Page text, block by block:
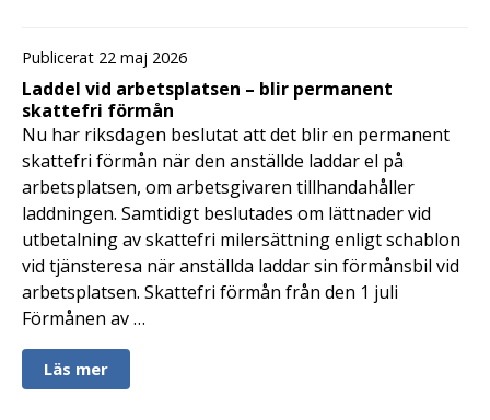
Publicerat 22 maj 2026
Laddel vid arbetsplatsen – blir permanent
skattefri förmån
Nu har riksdagen beslutat att det blir en permanent
skattefri förmån när den anställde laddar el på
arbetsplatsen, om arbetsgivaren tillhandahåller
laddningen. Samtidigt beslutades om lättnader vid
utbetalning av skattefri milersättning enligt schablon
vid tjänsteresa när anställda laddar sin förmånsbil vid
arbetsplatsen. Skattefri förmån från den 1 juli
Förmånen av …
Läs mer